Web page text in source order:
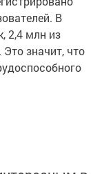
В
2,4 млн из
значит, что